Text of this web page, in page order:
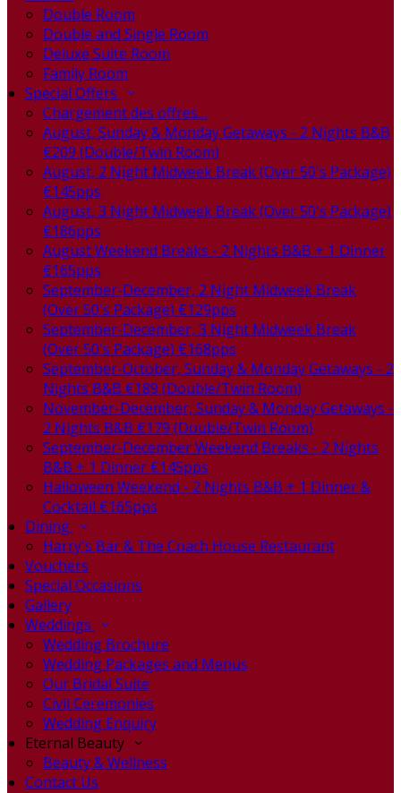
Double Room
Double and Single Room
Deluxe Suite Room
Family Room
Special Offers
Chargement des offres…
August, Sunday & Monday Getaways - 2 Nights B&B
€209 (Double/Twin Room)
August, 2 Night Midweek Break (Over 50's Package)
€145pps
August, 3 Night Midweek Break (Over 50's Package)
€186pps
August Weekend Breaks - 2 Nights B&B + 1 Dinner
€165pps
September-December, 2 Night Midweek Break
(Over 50's Package) €129pps
September-December, 3 Night Midweek Break
(Over 50's Package) €168pps
September-October, Sunday & Monday Getaways - 2
Nights B&B €189 (Double/Twin Room)
November-December, Sunday & Monday Getaways -
2 Nights B&B €179 (Double/Twin Room)
September-December Weekend Breaks - 2 Nights
B&B + 1 Dinner €145pps
Halloween Weekend - 2 Nights B&B + 1 Dinner &
Cocktail €165pps
Dining
Harry's Bar & The Coach House Restaurant
Vouchers
Special Occasions
Gallery
Weddings
Wedding Brochure
Wedding Packages and Menus
Our Bridal Suite
Civil Ceremonies
Wedding Enquiry
Eternal Beauty
Beauty & Wellness
Contact Us